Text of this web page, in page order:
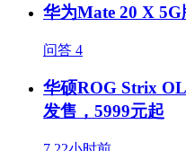
华为Mate 20 X
问答 4
华硕ROG Strix
发售，5999元起